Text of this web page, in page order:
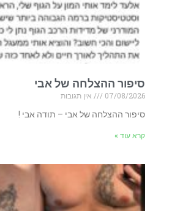
סיפור ההצלחה של אבי
07/08/2026
אין תגובות
סיפור ההצלחה של אבי – תודה אבי !
קרא עוד »